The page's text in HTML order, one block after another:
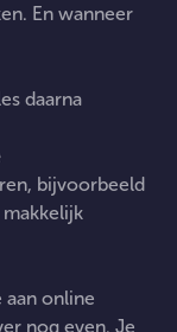
En wanneer
daarna
bijvoorbeeld
online
nog even. Je